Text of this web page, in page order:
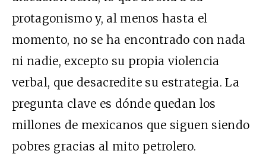
protagonismo y, al menos hasta el
momento, no se ha encontrado con nada
ni nadie, excepto su propia violencia
verbal, que desacredite su estrategia. La
pregunta clave es dónde quedan los
millones de mexicanos que siguen siendo
pobres gracias al mito petrolero.